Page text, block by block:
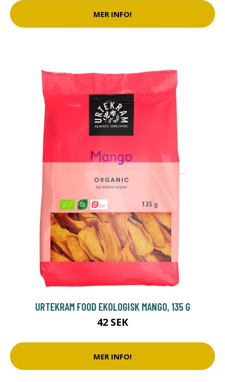
MER INFO!
URTEKRAM FOOD EKOLOGISK MANGO, 135 G
42 SEK
MER INFO!